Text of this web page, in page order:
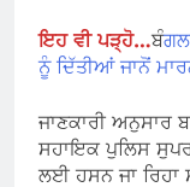
ਇਹ ਵੀ ਪੜ੍ਹੋ…ਬੰ
ਨੂੰ ਦਿੱਤੀਆਂ ਜਾਨੋਂ
ਜਾਣਕਾਰੀ ਅਨੁਸਾਰ
ਸਹਾਇਕ ਪੁਲਿਸ
ਲਈ ਹਸਨ ਜਾ ਰਿਹਾ